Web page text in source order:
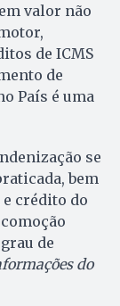
valor não
de ICMS
de
País é uma
se
bem
crédito do
de
do